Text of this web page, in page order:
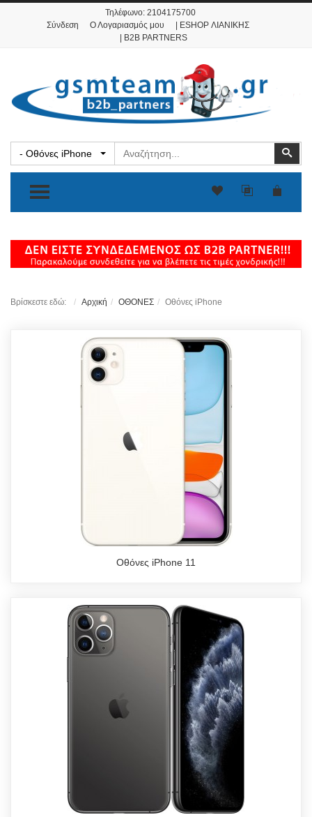
Τηλέφωνο: 2104175700
Σύνδεση
Ο Λογαριασμός μου
| ESHOP ΛΙΑΝΙΚΗΣ
| B2B PARTNERS
- Οθόνες iPhone
TOGGLE MENU
Βρίσκεστε εδώ: Αρχική ΟΘΟΝΕΣ Οθόνες iPhone
Οθόνες iPhone 11